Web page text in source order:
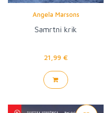
Angela Marsons
Samrtni krik
21,99 €